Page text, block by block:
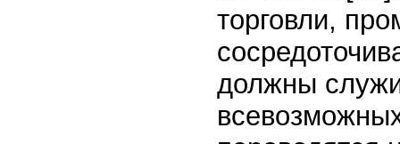
торговли,
должны